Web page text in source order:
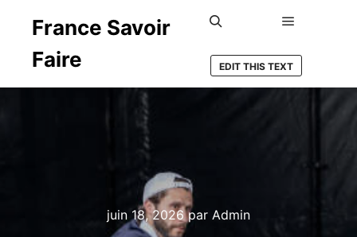
France Savoir
Faire
EDIT THIS TEXT
juin 18, 2026par Admin